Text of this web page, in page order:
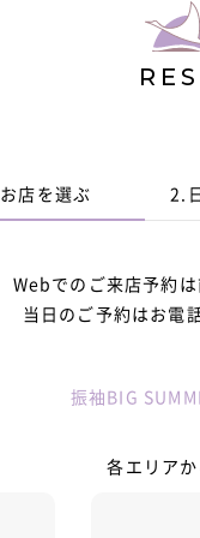
お店を選ぶ 2.
Webでのご来店予約
当日のご予約はお電
振袖BIG
各エリア